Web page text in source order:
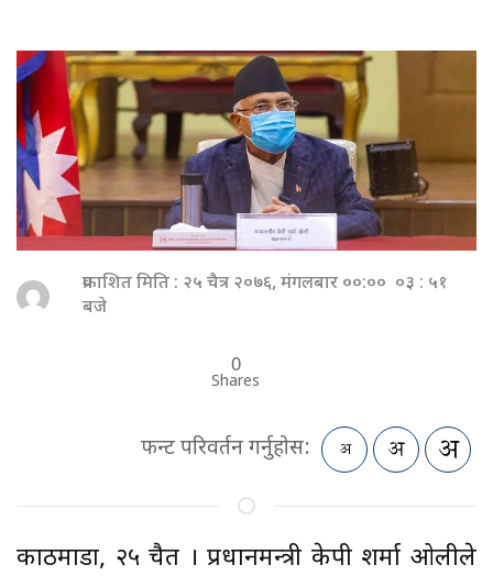
प्रकाशित मिति : २५ चैत्र २०७६, मंगलबार ००:०० ०३ : ५१
बजे
0
Shares
फन्ट परिवर्तन गर्नुहोस:
काठमाडौँ, २५ चैत । प्रधानमन्त्री केपी शर्मा ओलीले